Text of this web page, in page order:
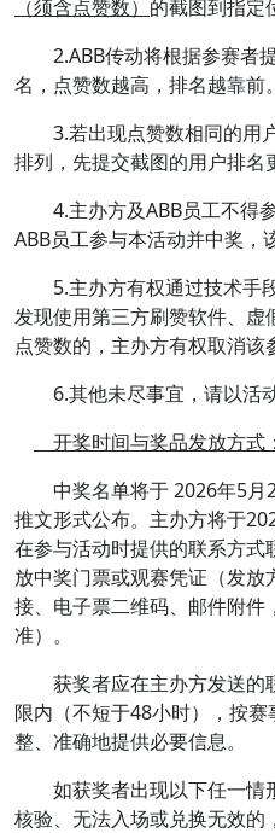
（须含点赞数） 的截图到指定
2.ABB传动将根据参赛者
名，点赞数越高，排名越靠前。
3.若出现点赞数相同的用
排列，先提交截图的用户排名
4.主办方及ABB员工不得
ABB员工参与本活动并中奖，
5.主办方有权通过技术手
发现使用第三方刷赞软件、
点赞数的，主办方有权取消该
6.其他未尽事宜，请以活动
开奖时间与奖品发放方式：
中奖名单将于 2026年5月
推文形式公布。主办方将于
在参与活动时提供的联系方
放中奖门票或观赛凭证（发
接、电子票二维码、邮件附件
准）。
获奖者应在主办方发送的
限内（不短于48小时），按
整、准确地提供必要信息。
如获奖者出现以下任一情
核验、无法入场或兑换无效的